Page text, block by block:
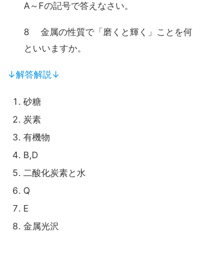
A～Fの記号で答えなさい。
8 金属の性質で「磨くと輝く」ことを何
といいますか。
↓解答解説↓
砂糖
炭素
有機物
B,D
二酸化炭素と水
Q
E
金属光沢